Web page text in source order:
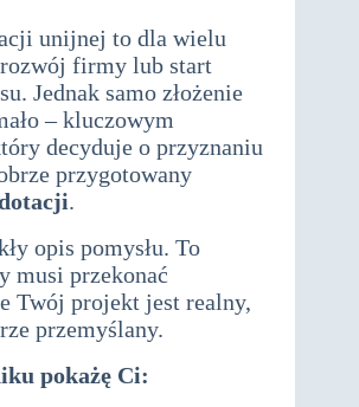
unijnej to dla wielu
rozwój firmy lub start
Jednak samo złożenie
– kluczowym
decyduje o przyznaniu
przygotowany
.
opis pomysłu. To
musi przekonać
Twój projekt jest realny,
przemyślany.
pokażę Ci: